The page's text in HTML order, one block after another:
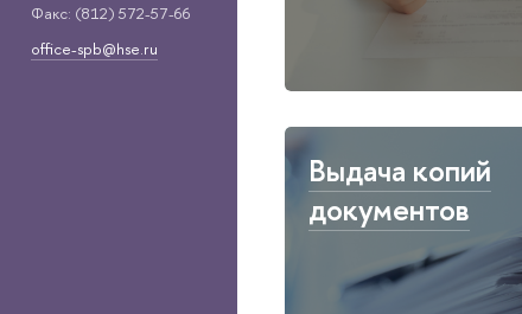
Факс: (812) 572-57-66
office-spb@hse.ru
Выдача копий
документов